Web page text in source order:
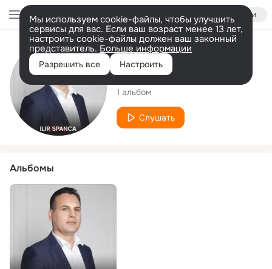
Войти
Мы используем cookie-файлы, чтобы улучшить
сервисы для вас. Если ваш возраст менее 13 лет,
настроить cookie-файлы должен ваш законный
представитель. Больше информации
Разрешить все Настроить
Исполнитель
Ilir Spanca
1 альбом
Слушать
Альбомы